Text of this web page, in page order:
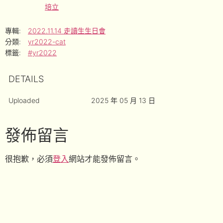
培立
專輯:
2022.11.14 走讀生生日會
分類:
yr2022-cat
標籤:
#yr2022
DETAILS
Uploaded 2025 年 05 月 13 日
發佈留言
很抱歉，必須登入網站才能發佈留言。